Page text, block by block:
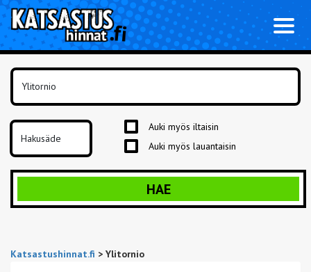
Auki myös iltaisin
Auki myös lauantaisin
HAE
Katsastushinnat.fi > Ylitornio